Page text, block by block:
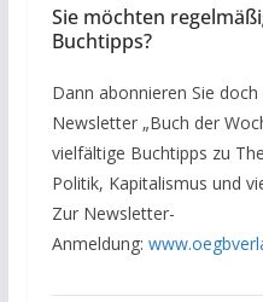
Sie möchten
Buchtipps?
Dann abonnieren Sie
Newsletter „Buch der
vielfältige Buchtipps zu
Politik, Kapitalismus und
Zur Newsletter-
Anmeldung: